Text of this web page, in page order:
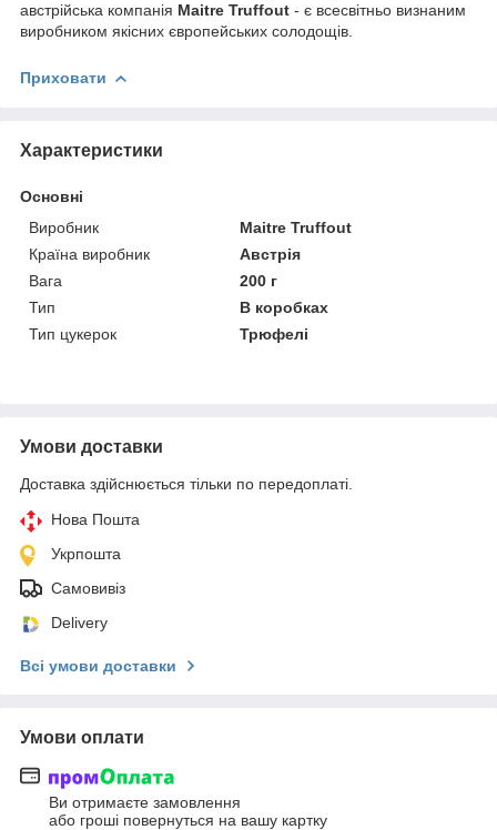
австрійська компанія Maitre Truffout - є всесвітньо визнаним
виробником якісних європейських солодощів.
Приховати
Характеристики
Основні
Виробник
Maitre Truffout
Країна виробник
Австрія
Вага
200 г
Тип
В коробках
Тип цукерок
Трюфелі
Умови доставки
Доставка здійснюється тільки по передоплаті.
Нова Пошта
Укрпошта
Самовивіз
Delivery
Всі умови доставки
Умови оплати
Ви отримаєте замовлення
або гроші повернуться на вашу картку